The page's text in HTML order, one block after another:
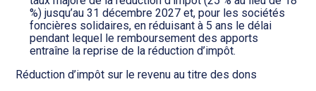
%) jusqu’au 31 décembre 2027 et, pour les sociétés
foncières solidaires, en réduisant à 5 ans le délai
pendant lequel le remboursement des apports
entraîne la reprise de la réduction d’impôt.
Réduction d’impôt sur le revenu au titre des dons